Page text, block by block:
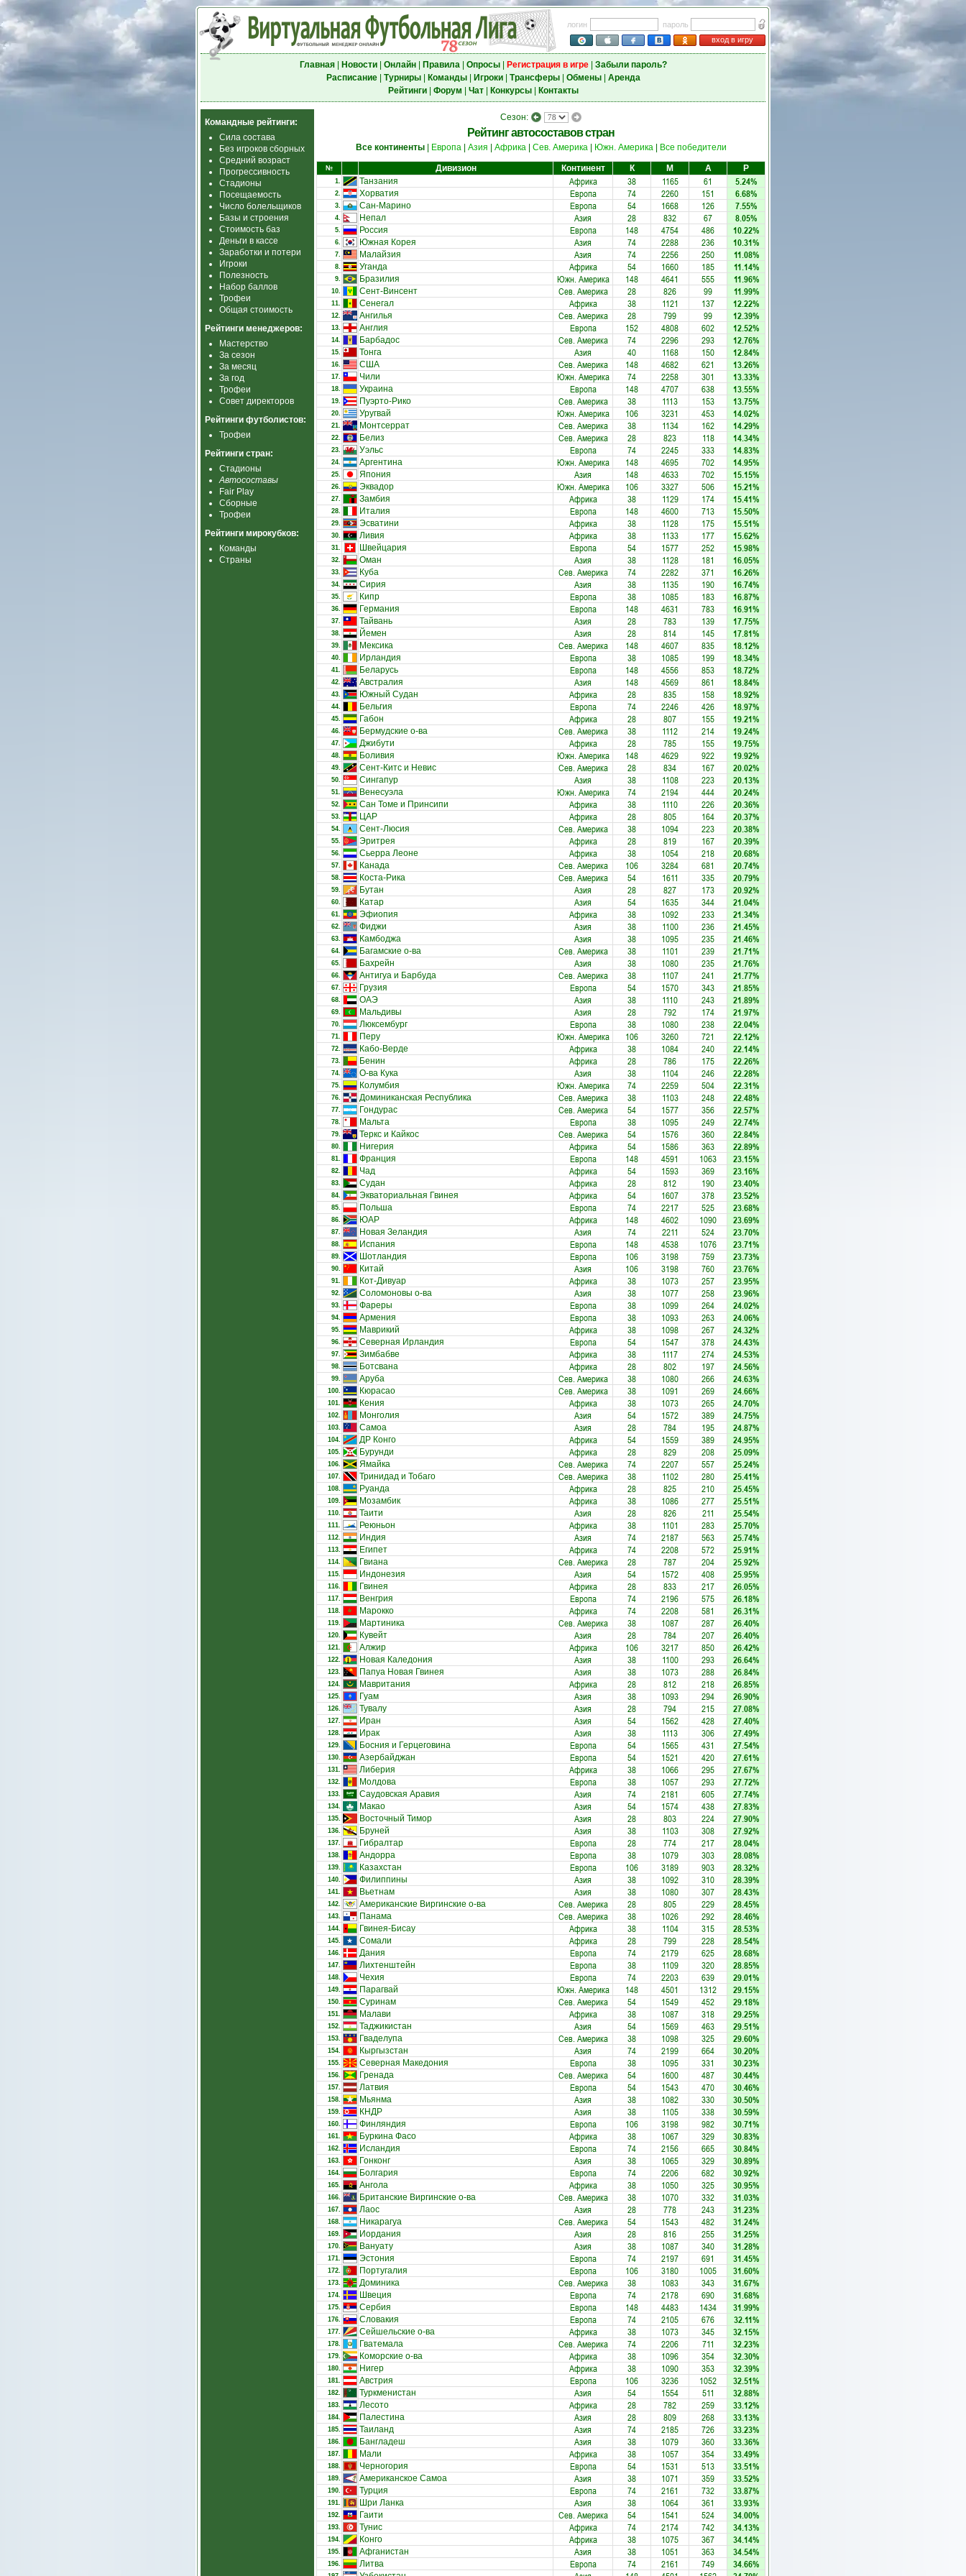
логин
пароль
вход в игру
Главная| Новости| Онлайн| Правила| Опросы| Регистрация в игре| Забыли пароль?
Расписание| Турниры| Команды| Игроки| Трансферы| Обмены| Аренда
Рейтинги| Форум Чат| Конкурсы| Контакты
Командные рейтинги:
Сила состава
Без игроков сборных
Средний возраст
Прогрессивность
Стадионы
Посещаемость
Число болельщиков
Базы и строения
Стоимость баз
Деньги в кассе
Заработки и потери
Игроки
Полезность
Набор баллов
Трофеи
Общая стоимость
Рейтинги менеджеров:
Мастерство
За сезон
За месяц
За год
Трофеи
Совет директоров
Рейтинги футболистов:
Трофеи
Рейтинги стран:
Стадионы
Автосоставы
Fair Play
Сборные
Трофеи
Рейтинги мирокубков:
Команды
Страны
Сезон:
Рейтинг автосоставов стран
Все континенты| Европа| Азия Африка| Сев. Америка| Южн. Америка| Все победители
№ Дивизион Континент К М А Р
1. Танзания Африка 38 1165 61 5.24%
2. Хорватия Европа 74 2260 151 6.68%
3. Сан-Марино Европа 54 1668 126 7.55%
4. Непал Азия 28 832 67 8.05%
5. Россия Европа 148 4754 486 10.22%
6. Южная Корея Азия 74 2288 236 10.31%
7. Малайзия Азия 74 2256 250 11.08%
8. Уганда Африка 54 1660 185 11.14%
9. Бразилия Южн. Америка 148 4641 555 11.96%
10. Сент-Винсент Сев. Америка 28 826 99 11.99%
11. Сенегал Африка 38 1121 137 12.22%
12. Ангилья Сев. Америка 28 799 99 12.39%
13. Англия Европа 152 4808 602 12.52%
14. Барбадос Сев. Америка 74 2296 293 12.76%
15. Тонга Азия 40 1168 150 12.84%
16. США Сев. Америка 148 4682 621 13.26%
17. Чили Южн. Америка 74 2258 301 13.33%
18. Украина Европа 148 4707 638 13.55%
19. Пуэрто-Рико Сев. Америка 38 1113 153 13.75%
20. Уругвай Южн. Америка 106 3231 453 14.02%
21. Монтсеррат Сев. Америка 38 1134 162 14.29%
22. Белиз Сев. Америка 28 823 118 14.34%
23. Уэльс Европа 74 2245 333 14.83%
24. Аргентина Южн. Америка 148 4695 702 14.95%
25. Япония Азия 148 4633 702 15.15%
26. Эквадор Южн. Америка 106 3327 506 15.21%
27. Замбия Африка 38 1129 174 15.41%
28. Италия Европа 148 4600 713 15.50%
29. Эсватини Африка 38 1128 175 15.51%
30. Ливия Африка 38 1133 177 15.62%
31. Швейцария Европа 54 1577 252 15.98%
32. Оман Азия 38 1128 181 16.05%
33. Куба Сев. Америка 74 2282 371 16.26%
34. Сирия Азия 38 1135 190 16.74%
35. Кипр Европа 38 1085 183 16.87%
36. Германия Европа 148 4631 783 16.91%
37. Тайвань Азия 28 783 139 17.75%
38. Йемен Азия 28 814 145 17.81%
39. Мексика Сев. Америка 148 4607 835 18.12%
40. Ирландия Европа 38 1085 199 18.34%
41. Беларусь Европа 148 4556 853 18.72%
42. Австралия Азия 148 4569 861 18.84%
43. Южный Судан Африка 28 835 158 18.92%
44. Бельгия Европа 74 2246 426 18.97%
45. Габон Африка 28 807 155 19.21%
46. Бермудские о-ва Сев. Америка 38 1112 214 19.24%
47. Джибути Африка 28 785 155 19.75%
48. Боливия Южн. Америка 148 4629 922 19.92%
49. Сент-Китс и Невис Сев. Америка 28 834 167 20.02%
50. Сингапур Азия 38 1108 223 20.13%
51. Венесуэла Южн. Америка 74 2194 444 20.24%
52. Сан Томе и Принсипи Африка 38 1110 226 20.36%
53. ЦАР Африка 28 805 164 20.37%
54. Сент-Люсия Сев. Америка 38 1094 223 20.38%
55. Эритрея Африка 28 819 167 20.39%
56. Сьерра Леоне Африка 38 1054 218 20.68%
57. Канада Сев. Америка 106 3284 681 20.74%
58. Коста-Рика Сев. Америка 54 1611 335 20.79%
59. Бутан Азия 28 827 173 20.92%
60. Катар Азия 54 1635 344 21.04%
61. Эфиопия Африка 38 1092 233 21.34%
62. Фиджи Азия 38 1100 236 21.45%
63. Камбоджа Азия 38 1095 235 21.46%
64. Багамские о-ва Сев. Америка 38 1101 239 21.71%
65. Бахрейн Азия 38 1080 235 21.76%
66. Антигуа и Барбуда Сев. Америка 38 1107 241 21.77%
67. Грузия Европа 54 1570 343 21.85%
68. ОАЭ Азия 38 1110 243 21.89%
69. Мальдивы Азия 28 792 174 21.97%
70. Люксембург Европа 38 1080 238 22.04%
71. Перу Южн. Америка 106 3260 721 22.12%
72. Кабо-Верде Африка 38 1084 240 22.14%
73. Бенин Африка 28 786 175 22.26%
74. О-ва Кука Азия 38 1104 246 22.28%
75. Колумбия Южн. Америка 74 2259 504 22.31%
76. Доминиканская Республика Сев. Америка 38 1103 248 22.48%
77. Гондурас Сев. Америка 54 1577 356 22.57%
78. Мальта Европа 38 1095 249 22.74%
79. Теркс и Кайкос Сев. Америка 54 1576 360 22.84%
80. Нигерия Африка 54 1586 363 22.89%
81. Франция Европа 148 4591 1063 23.15%
82. Чад Африка 54 1593 369 23.16%
83. Судан Африка 28 812 190 23.40%
84. Экваториальная Гвинея Африка 54 1607 378 23.52%
85. Польша Европа 74 2217 525 23.68%
86. ЮАР Африка 148 4602 1090 23.69%
87. Новая Зеландия Азия 74 2211 524 23.70%
88. Испания Европа 148 4538 1076 23.71%
89. Шотландия Европа 106 3198 759 23.73%
90. Китай Азия 106 3198 760 23.76%
91. Кот-Дивуар Африка 38 1073 257 23.95%
92. Соломоновы о-ва Азия 38 1077 258 23.96%
93. Фареры Европа 38 1099 264 24.02%
94. Армения Европа 38 1093 263 24.06%
95. Маврикий Африка 38 1098 267 24.32%
96. Северная Ирландия Европа 54 1547 378 24.43%
97. Зимбабве Африка 38 1117 274 24.53%
98. Ботсвана Африка 28 802 197 24.56%
99. Аруба Сев. Америка 38 1080 266 24.63%
100. Кюрасао Сев. Америка 38 1091 269 24.66%
101. Кения Африка 38 1073 265 24.70%
102. Монголия Азия 54 1572 389 24.75%
103. Самоа Азия 28 784 195 24.87%
104. ДР Конго Африка 54 1559 389 24.95%
105. Бурунди Африка 28 829 208 25.09%
106. Ямайка Сев. Америка 74 2207 557 25.24%
107. Тринидад и Тобаго Сев. Америка 38 1102 280 25.41%
108. Руанда Африка 28 825 210 25.45%
109. Мозамбик Африка 38 1086 277 25.51%
110. Таити Азия 28 826 211 25.54%
111. Реюньон Африка 38 1101 283 25.70%
112. Индия Азия 74 2187 563 25.74%
113. Египет Африка 74 2208 572 25.91%
114. Гвиана Сев. Америка 28 787 204 25.92%
115. Индонезия Азия 54 1572 408 25.95%
116. Гвинея Африка 28 833 217 26.05%
117. Венгрия Европа 74 2196 575 26.18%
118. Марокко Африка 74 2208 581 26.31%
119. Мартиника Сев. Америка 38 1087 287 26.40%
120. Кувейт Азия 28 784 207 26.40%
121. Алжир Африка 106 3217 850 26.42%
122. Новая Каледония Азия 38 1100 293 26.64%
123. Папуа Новая Гвинея Азия 38 1073 288 26.84%
124. Мавритания Африка 28 812 218 26.85%
125. Гуам Азия 38 1093 294 26.90%
126. Тувалу Азия 28 794 215 27.08%
127. Иран Азия 54 1562 428 27.40%
128. Ирак Азия 38 1113 306 27.49%
129. Босния и Герцеговина Европа 54 1565 431 27.54%
130. Азербайджан Европа 54 1521 420 27.61%
131. Либерия Африка 38 1066 295 27.67%
132. Молдова Европа 38 1057 293 27.72%
133. Саудовская Аравия Азия 74 2181 605 27.74%
134. Макао Азия 54 1574 438 27.83%
135. Восточный Тимор Азия 28 803 224 27.90%
136. Бруней Азия 38 1103 308 27.92%
137. Гибралтар Европа 28 774 217 28.04%
138. Андорра Европа 38 1079 303 28.08%
139. Казахстан Европа 106 3189 903 28.32%
140. Филиппины Азия 38 1092 310 28.39%
141. Вьетнам Азия 38 1080 307 28.43%
142. Американские Виргинские о-ва Сев. Америка 28 805 229 28.45%
143. Панама Сев. Америка 38 1026 292 28.46%
144. Гвинея-Бисау Африка 38 1104 315 28.53%
145. Сомали Африка 28 799 228 28.54%
146. Дания Европа 74 2179 625 28.68%
147. Лихтенштейн Европа 38 1109 320 28.85%
148. Чехия Европа 74 2203 639 29.01%
149. Парагвай Южн. Америка 148 4501 1312 29.15%
150. Суринам Сев. Америка 54 1549 452 29.18%
151. Малави Африка 38 1087 318 29.25%
152. Таджикистан Азия 54 1569 463 29.51%
153. Гваделупа Сев. Америка 38 1098 325 29.60%
154. Кыргызстан Азия 74 2199 664 30.20%
155. Северная Македония Европа 38 1095 331 30.23%
156. Гренада Сев. Америка 54 1600 487 30.44%
157. Латвия Европа 54 1543 470 30.46%
158. Мьянма Азия 38 1082 330 30.50%
159. КНДР Азия 38 1105 338 30.59%
160. Финляндия Европа 106 3198 982 30.71%
161. Буркина Фасо Африка 38 1067 329 30.83%
162. Исландия Европа 74 2156 665 30.84%
163. Гонконг Азия 38 1065 329 30.89%
164. Болгария Европа 74 2206 682 30.92%
165. Ангола Африка 38 1050 325 30.95%
166. Британские Виргинские о-ва Сев. Америка 38 1070 332 31.03%
167. Лаос Азия 28 778 243 31.23%
168. Никарагуа Сев. Америка 54 1543 482 31.24%
169. Иордания Азия 28 816 255 31.25%
170. Вануату Азия 38 1087 340 31.28%
171. Эстония Европа 74 2197 691 31.45%
172. Португалия Европа 106 3180 1005 31.60%
173. Доминика Сев. Америка 38 1083 343 31.67%
174. Швеция Европа 74 2178 690 31.68%
175. Сербия Европа 148 4483 1434 31.99%
176. Словакия Европа 74 2105 676 32.11%
177. Сейшельские о-ва Африка 38 1073 345 32.15%
178. Гватемала Сев. Америка 74 2206 711 32.23%
179. Коморские о-ва Африка 38 1096 354 32.30%
180. Нигер Африка 38 1090 353 32.39%
181. Австрия Европа 106 3236 1052 32.51%
182. Туркменистан Азия 54 1554 511 32.88%
183. Лесото Африка 28 782 259 33.12%
184. Палестина Азия 28 809 268 33.13%
185. Таиланд Азия 74 2185 726 33.23%
186. Бангладеш Азия 38 1079 360 33.36%
187. Мали Африка 38 1057 354 33.49%
188. Черногория Европа 54 1531 513 33.51%
189. Американское Самоа Азия 38 1071 359 33.52%
190. Турция Европа 74 2161 732 33.87%
191. Шри Ланка Азия 38 1064 361 33.93%
192. Гаити Сев. Америка 54 1541 524 34.00%
193. Тунис Африка 74 2174 742 34.13%
194. Конго Африка 38 1075 367 34.14%
195. Афганистан Азия 38 1051 363 34.54%
196. Литва Европа 74 2161 749 34.66%